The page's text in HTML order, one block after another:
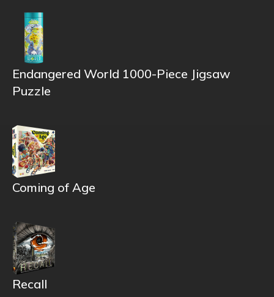
Endangered World 1000-Piece Jigsaw
Puzzle
Coming of Age
Recall